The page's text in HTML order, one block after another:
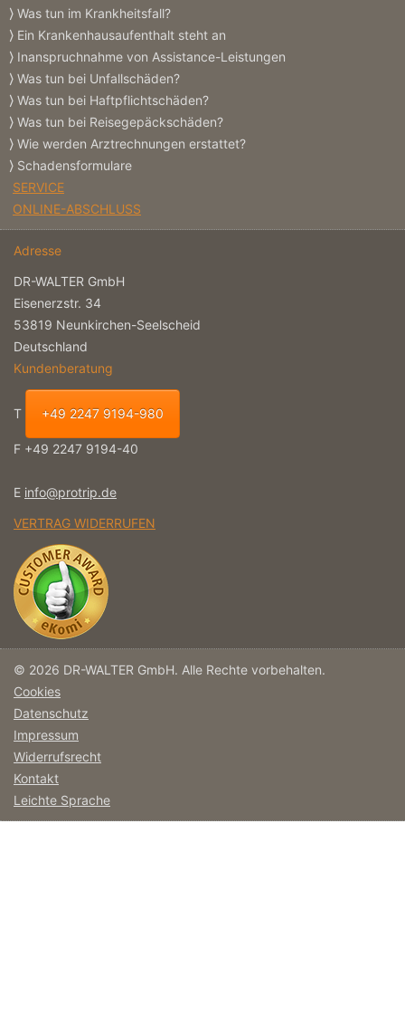
Was tun im Krankheitsfall?
Ein Krankenhausaufenthalt steht an
Inanspruchnahme von Assistance-Leistungen
Was tun bei Unfallschäden?
Was tun bei Haftpflichtschäden?
Was tun bei Reisegepäckschäden?
Wie werden Arztrechnungen erstattet?
Schadensformulare
SERVICE
ONLINE-ABSCHLUSS
Adresse
DR-WALTER GmbH
Eisenerzstr. 34
53819 Neunkirchen-Seelscheid
Deutschland
Kundenberatung
T +49 2247 9194-980
F +49 2247 9194-40
E info@protrip.de
VERTRAG WIDERRUFEN
© 2026 DR-WALTER GmbH. Alle Rechte vorbehalten.
Cookies
Datenschutz
Impressum
Widerrufsrecht
Kontakt
Leichte Sprache